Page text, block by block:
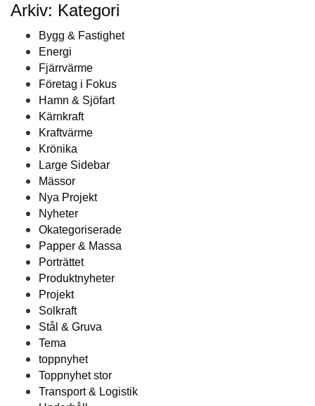
Arkiv: Kategori
Bygg & Fastighet
Energi
Fjärrvärme
Företag i Fokus
Hamn & Sjöfart
Kärnkraft
Kraftvärme
Krönika
Large Sidebar
Mässor
Nya Projekt
Nyheter
Okategoriserade
Papper & Massa
Porträttet
Produktnyheter
Projekt
Solkraft
Stål & Gruva
Tema
toppnyhet
Toppnyhet stor
Transport & Logistik